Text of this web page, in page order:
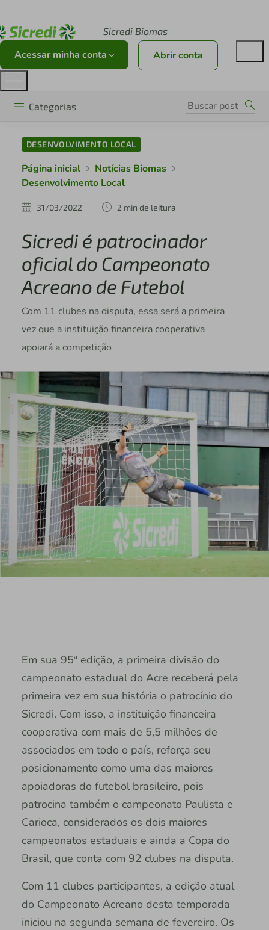
Sicredi Biomas
Acessar minha conta Abrir conta
Categorias
DESENVOLVIMENTO LOCAL
Página inicial
Notícias Biomas
Desenvolvimento Local
31/03/2022 2 min de leitura
Sicredi é patrocinador
oficial do Campeonato
Acreano de Futebol
Com 11 clubes na disputa, essa será a primeira
vez que a instituição financeira cooperativa
apoiará a competição
Em sua 95ª edição, a primeira divisão do
campeonato estadual do Acre receberá pela
primeira vez em sua história o patrocínio do
Sicredi. Com isso, a instituição financeira
cooperativa com mais de 5,5 milhões de
associados em todo o país, reforça seu
posicionamento como uma das maiores
apoiadoras do futebol brasileiro, pois
patrocina também o campeonato Paulista e
Carioca, considerados os dois maiores
campeonatos estaduais e ainda a Copa do
Brasil, que conta com 92 clubes na disputa.
Com 11 clubes participantes, a edição atual
do Campeonato Acreano desta temporada
iniciou na segunda semana de fevereiro. Os